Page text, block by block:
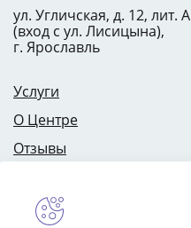
ул. Угличская, д. 12, лит. А
(вход с ул. Лисицына),
г. Ярославль
Услуги
О Центре
Отзывы
Специалисты